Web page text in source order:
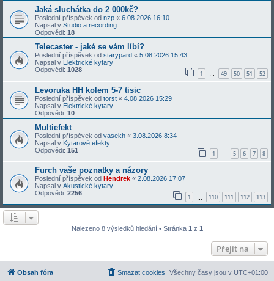
Jaká sluchátka do 2 000kč?
Poslední příspěvek od nzp « 6.08.2026 16:10
Napsal v Studio a recording
Odpovědi: 18
Telecaster - jaké se vám líbí?
Poslední příspěvek od starypard « 5.08.2026 15:43
Napsal v Elektrické kytary
Odpovědi: 1028 1 … 49 50 51 52
Levoruka HH kolem 5-7 tisic
Poslední příspěvek od torst « 4.08.2026 15:29
Napsal v Elektrické kytary
Odpovědi: 10
Multiefekt
Poslední příspěvek od vasekh « 3.08.2026 8:34
Napsal v Kytarové efekty
Odpovědi: 151 1 5 6 7 8
Furch vaše poznatky a názory
Poslední příspěvek od Hendrek « 2.08.2026 17:07
Napsal v Akustické kytary
Odpovědi: 2256 1 110 111 112 113
Nalezeno 8 výsledků hledání • Stránka 1 z 1
Přejít na
Obsah fóra Všechny časy jsou v UTC+01:00
Smazat cookies